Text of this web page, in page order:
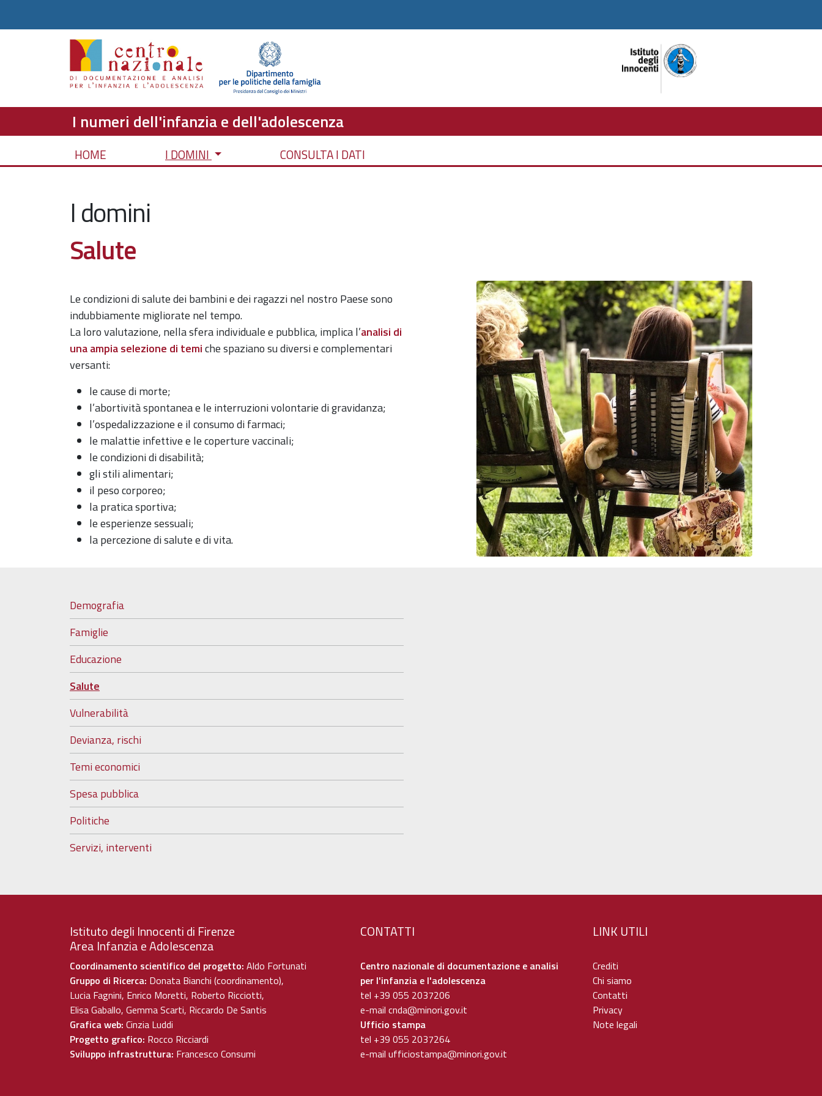
I numeri dell'infanzia e dell'adolescenza
HOME I DOMINI CONSULTA I DATI
I domini
Salute
Le condizioni di salute dei bambini e dei ragazzi nel nostro Paese sono
indubbiamente migliorate nel tempo.
La loro valutazione, nella sfera individuale e pubblica, implica l’analisi di
una ampia selezione di temiche spaziano su diversi e complementari
versanti:
le cause di morte;
l’abortività spontanea e le interruzioni volontarie di gravidanza;
l’ospedalizzazione e il consumo di farmaci;
le malattie infettive e le coperture vaccinali;
le condizioni di disabilità;
gli stili alimentari;
il peso corporeo;
la pratica sportiva;
le esperienze sessuali;
la percezione di salute e di vita.
Demografia
Famiglie
Educazione
Salute
Vulnerabilità
Devianza, rischi
Temi economici
Spesa pubblica
Politiche
Servizi, interventi
Istituto degli Innocenti di Firenze
Area Infanzia e Adolescenza
Coordinamento scientifico del progetto: Aldo Fortunati
Gruppo di Ricerca: Donata Bianchi (coordinamento),
Lucia Fagnini, Enrico Moretti, Roberto Ricciotti,
Elisa Gaballo, Gemma Scarti, Riccardo De Santis
Grafica web: Cinzia Luddi
Progetto grafico: Rocco Ricciardi
Sviluppo infrastruttura: Francesco Consumi
CONTATTI
Centro nazionale di documentazione e analisi
per l'infanzia e l'adolescenza
tel +39 055 2037206
e-mail cnda@minori.gov.it
Ufficio stampa
tel +39 055 2037264
e-mail ufficiostampa@minori.gov.it
LINK UTILI
Crediti
Chi siamo
Contatti
Privacy
Note legali